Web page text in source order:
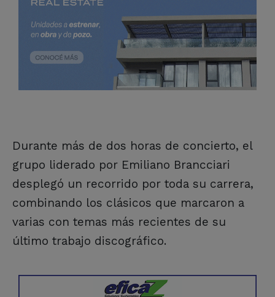
Durante más de dos horas de concierto, el
grupo liderado por Emiliano Brancciari
desplegó un recorrido por toda su carrera,
combinando los clásicos que marcaron a
varias con temas más recientes de su
último trabajo discográfico.